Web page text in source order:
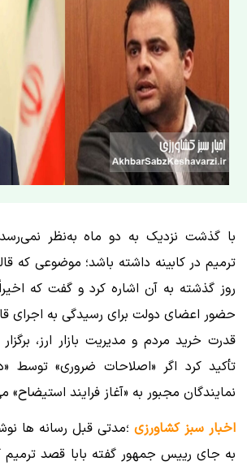
با گذشت نزدیک به دو ماه به‌نظر
ترمیم‌ در کابینه داشته باشد؛ موضوعی که
روز گذشته به آن اشاره کرد و گفت که
حضور اعضای دولت برای رسیدگی به اجرای
قدرت خرید مردم و مدیریت بازار ارز،
تأکید کرد اگر «اصلاحات ضروری» توسط
نمایندگان مجبور به «آغاز فرایند استیضاح»
اخبار سبز کشاورزی ؛مدتی قبل رسانه ها
به جای رییس جمهور گفته بابا قصد ترمیم